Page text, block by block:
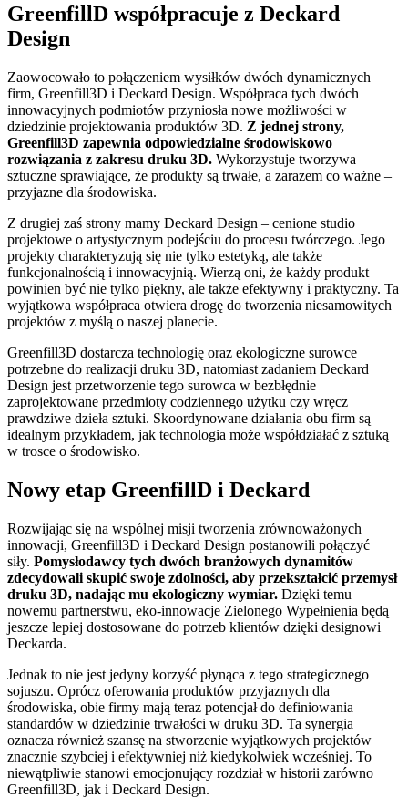
GreenfillD współpracuje z Deckard
Design
Zaowocowało to połączeniem wysiłków dwóch dynamicznych
firm, Greenfill3D i Deckard Design. Współpraca tych dwóch
innowacyjnych podmiotów przyniosła nowe możliwości w
dziedzinie projektowania produktów 3D. Z jednej strony,
Greenfill3D zapewnia odpowiedzialne środowiskowo
rozwiązania z zakresu druku 3D. Wykorzystuje tworzywa
sztuczne sprawiające, że produkty są trwałe, a zarazem co ważne –
przyjazne dla środowiska.
Z drugiej zaś strony mamy Deckard Design – cenione studio
projektowe o artystycznym podejściu do procesu twórczego. Jego
projekty charakteryzują się nie tylko estetyką, ale także
funkcjonalnością i innowacyjnią. Wierzą oni, że każdy produkt
powinien być nie tylko piękny, ale także efektywny i praktyczny. Ta
wyjątkowa współpraca otwiera drogę do tworzenia niesamowitych
projektów z myślą o naszej planecie.
Greenfill3D dostarcza technologię oraz ekologiczne surowce
potrzebne do realizacji druku 3D, natomiast zadaniem Deckard
Design jest przetworzenie tego surowca w bezbłędnie
zaprojektowane przedmioty codziennego użytku czy wręcz
prawdziwe dzieła sztuki. Skoordynowane działania obu firm są
idealnym przykładem, jak technologia może współdziałać z sztuką
w trosce o środowisko.
Nowy etap GreenfillD i Deckard
Rozwijając się na wspólnej misji tworzenia zrównoważonych
innowacji, Greenfill3D i Deckard Design postanowili połączyć
siły. Pomysłodawcy tych dwóch branżowych dynamitów
zdecydowali skupić swoje zdolności, aby przekształcić przemysł
druku 3D, nadając mu ekologiczny wymiar. Dzięki temu
nowemu partnerstwu, eko-innowacje Zielonego Wypełnienia będą
jeszcze lepiej dostosowane do potrzeb klientów dzięki designowi
Deckarda.
Jednak to nie jest jedyny korzyść płynąca z tego strategicznego
sojuszu. Oprócz oferowania produktów przyjaznych dla
środowiska, obie firmy mają teraz potencjał do definiowania
standardów w dziedzinie trwałości w druku 3D. Ta synergia
oznacza również szansę na stworzenie wyjątkowych projektów
znacznie szybciej i efektywniej niż kiedykolwiek wcześniej. To
niewątpliwie stanowi emocjonujący rozdział w historii zarówno
Greenfill3D, jak i Deckard Design.